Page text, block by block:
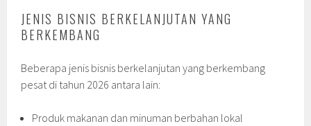
JENIS BISNIS BERKELANJUTAN YANG
BERKEMBANG
Beberapa jenis bisnis berkelanjutan yang berkembang
pesat di tahun 2026 antara lain:
Produk makanan dan minuman berbahan lokal